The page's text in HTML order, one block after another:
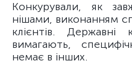
Конкурували, як
нішами, виконанням
клієнтів. Державні
вимагають,
немає в інших.